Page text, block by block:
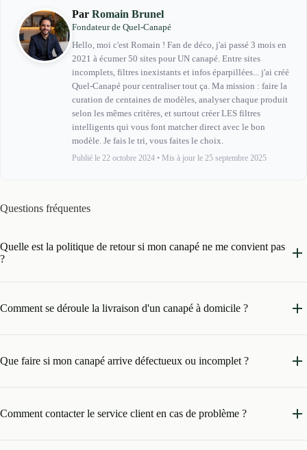
Par Romain Brunel
Fondateur de Quel-Canapé
Hello, moi c'est Romain ! Fan de déco, j'ai passé 3 mois en
2021 à écumer 50 sites pour UN canapé. Entre sites
incomplets, filtres inexistants et infos éparpillées... j'ai créé
Quel-Canapé pour centraliser tout ça. Ma mission : faire la
curation de centaines de modèles, analyser chaque produit
selon les mêmes critères, et surtout créer LES filtres
intelligents qui vous font matcher direct avec le bon
modèle. Je fais le tri, vous faites le choix.
Publié le 22 octobre 2024 • Mis à jour le 25 septembre 2025
Questions fréquentes
Quelle est la politique de retour si mon canapé ne me convient pas
?
Comment se déroule la livraison d'un canapé à domicile ?
Que faire si mon canapé arrive défectueux ou incomplet ?
Comment contacter le service client en cas de problème ?